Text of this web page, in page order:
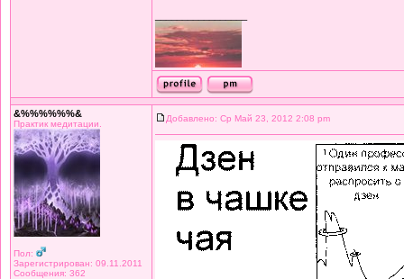
&%%%%%%&
Практик медитации.
Пол:
Зарегистрирован: 09.11.2011
Сообщения: 362
Добавлено: Ср Май 23, 2012 2:08 pm